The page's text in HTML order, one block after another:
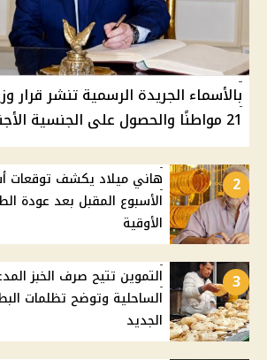
بالأسماء الجريدة الرسمية تنشر قرار
21 مواطنًا والحصول على الجنسية الأجنبية
2
هاني ميلاد يكشف توقعات
الأسبوع المقبل بعد عودة
الأوقية
3
التموين تتيح صرف الخبز
الساحلية وتوضح تظلمات
الجديد